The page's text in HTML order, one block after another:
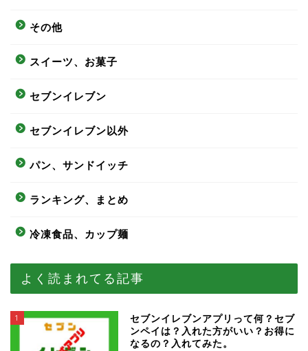
その他
スイーツ、お菓子
セブンイレブン
セブンイレブン以外
パン、サンドイッチ
ランキング、まとめ
冷凍食品、カップ麺
よく読まれてる記事
1
セブンイレブンアプリって何？セブ
ンペイは？入れた方がいい？お得に
なるの？入れてみた。